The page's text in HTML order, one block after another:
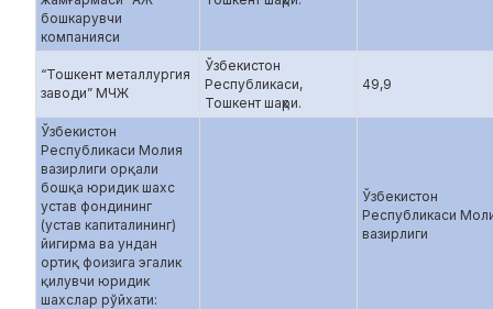
бошкарувчи
компанияси
“Тошкент металлургия
заводи” МЧЖ
Ўзбекистон
Республикаси,
Тошкент шаҳри.
49,9
Ўзбекистон
Республикаси Молия
вазирлиги орқали
бошқа юридик шахс
устав фондининг
(устав капиталининг)
йигирма ва ундан
ортиқ фоизига эгалик
қилувчи юридик
шахслар рўйхати:
Ўзбекистон
Республикаси
вазирлиги